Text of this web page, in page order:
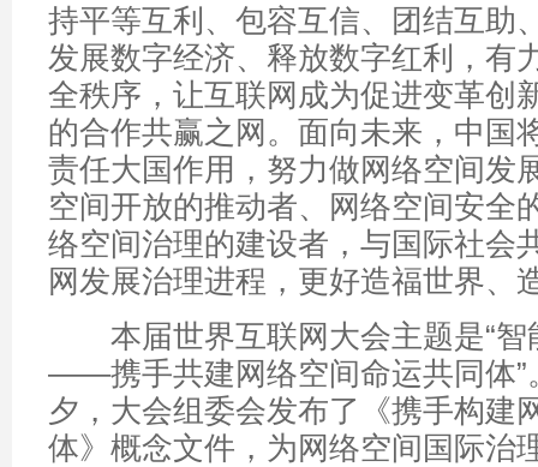
持平等互利、包容互信、团结互助
发展数字经济、释放数字红利，有
全秩序，让互联网成为促进变革创
的合作共赢之网。面向未来，中国
责任大国作用，努力做网络空间发
空间开放的推动者、网络空间安全
络空间治理的建设者，与国际社会
网发展治理进程，更好造福世界、
本届世界互联网大会主题是“智
——携手共建网络空间命运共同体”
夕，大会组委会发布了《携手构建
体》概念文件，为网络空间国际治